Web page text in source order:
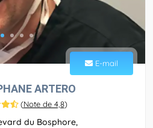
E-mail
ARTERO
(Note de 4,8)
du Bosphore,